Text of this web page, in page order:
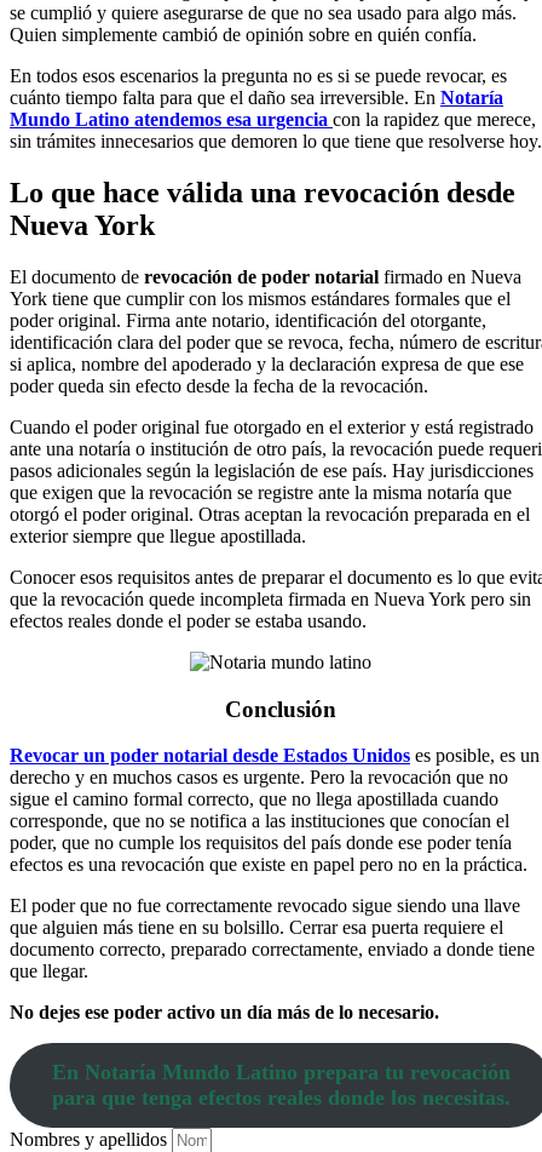
se cumplió y quiere asegurarse de que no sea usado para algo más.
Quien simplemente cambió de opinión sobre en quién confía.
En todos esos escenarios la pregunta no es si se puede revocar, es
cuánto tiempo falta para que el daño sea irreversible. En Notaría
Mundo Latino atendemos esa urgencia con la rapidez que merece,
sin trámites innecesarios que demoren lo que tiene que resolverse hoy.
Lo que hace válida una revocación desde
Nueva York
El documento de revocación de poder notarial firmado en Nueva
York tiene que cumplir con los mismos estándares formales que el
poder original. Firma ante notario, identificación del otorgante,
identificación clara del poder que se revoca, fecha, número de
si aplica, nombre del apoderado y la declaración expresa de que ese
poder queda sin efecto desde la fecha de la revocación.
Cuando el poder original fue otorgado en el exterior y está registrado
ante una notaría o institución de otro país, la revocación puede
pasos adicionales según la legislación de ese país. Hay jurisdicciones
que exigen que la revocación se registre ante la misma notaría que
otorgó el poder original. Otras aceptan la revocación preparada en el
exterior siempre que llegue apostillada.
Conocer esos requisitos antes de preparar el documento es lo que
que la revocación quede incompleta firmada en Nueva York pero sin
efectos reales donde el poder se estaba usando.
Conclusión
Revocar un poder notarial desde Estados Unidos es posible, es un
derecho y en muchos casos es urgente. Pero la revocación que no
sigue el camino formal correcto, que no llega apostillada cuando
corresponde, que no se notifica a las instituciones que conocían el
poder, que no cumple los requisitos del país donde ese poder tenía
efectos es una revocación que existe en papel pero no en la práctica.
El poder que no fue correctamente revocado sigue siendo una llave
que alguien más tiene en su bolsillo. Cerrar esa puerta requiere el
documento correcto, preparado correctamente, enviado a donde tiene
que llegar.
No dejes ese poder activo un día más de lo necesario.
En Notaría Mundo Latino prepara tu revocación
para que tenga efectos reales donde los necesitas.
Nombres y apellidos